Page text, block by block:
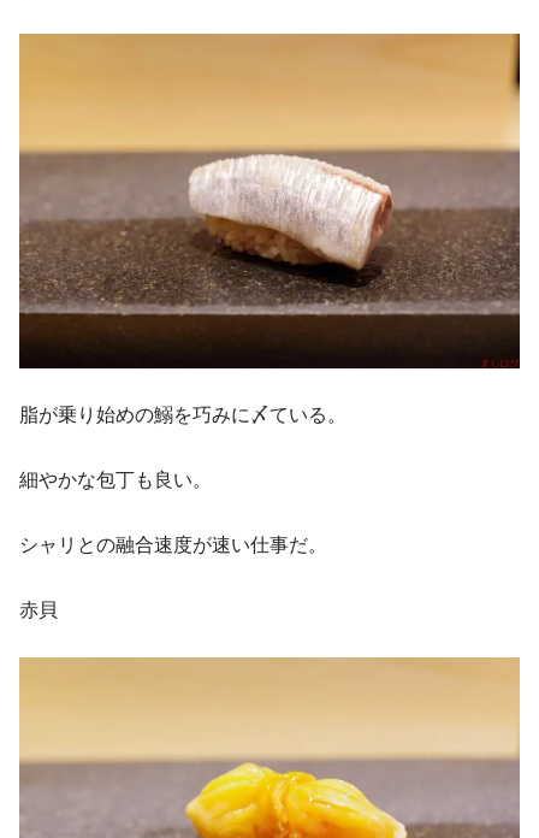
脂が乗り始めの鰯を巧みに〆ている。
細やかな包丁も良い。
シャリとの融合速度が速い仕事だ。
赤貝